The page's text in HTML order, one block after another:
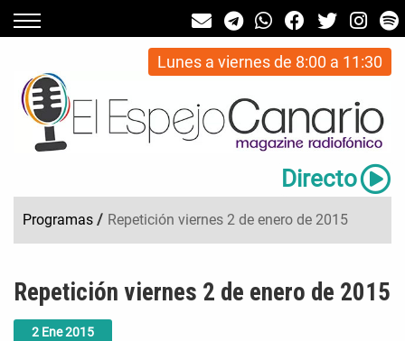
Lunes a viernes de 8:00 a 11:30
Directo
Programas / Repetición viernes 2 de enero de 2015
2 Ene2015
Repetición viernes 2 de enero de 2015